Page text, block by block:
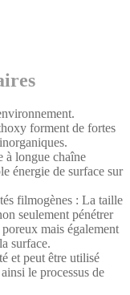
forment de fortes
à longue chaîne
énergie de surface sur
filmogènes : La taille
seulement pénétrer
mais également
surface.
et peut être utilisé
le processus de